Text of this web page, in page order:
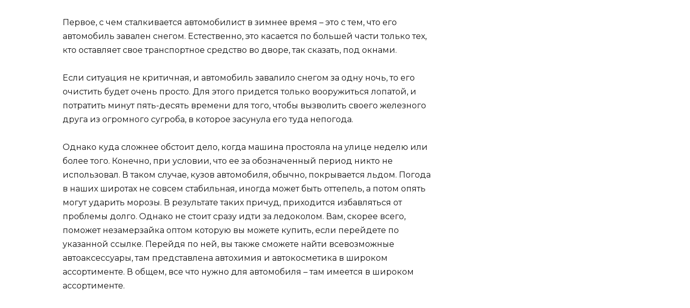
Первое, с чем сталкивается автомобилист в зимнее время – это с тем, что его
автомобиль завален снегом. Естественно, это касается по большей части только тех,
кто оставляет свое транспортное средство во дворе, так сказать, под окнами.
Если ситуация не критичная, и автомобиль завалило снегом за одну ночь, то его
очистить будет очень просто. Для этого придется только вооружиться лопатой, и
потратить минут пять-десять времени для того, чтобы вызволить своего железного
друга из огромного сугроба, в которое засунула его туда непогода.
Однако куда сложнее обстоит дело, когда машина простояла на улице неделю или
более того. Конечно, при условии, что ее за обозначенный период никто не
использовал. В таком случае, кузов автомобиля, обычно, покрывается льдом. Погода
в наших широтах не совсем стабильная, иногда может быть оттепель, а потом опять
могут ударить морозы. В результате таких причуд, приходится избавляться от
проблемы долго. Однако не стоит сразу идти за ледоколом. Вам, скорее всего,
поможет незамерзайка оптом которую вы можете купить, если перейдете по
указанной ссылке. Перейдя по ней, вы также сможете найти всевозможные
автоаксессуары, там представлена автохимия и автокосметика в широком
ассортименте. В общем, все что нужно для автомобиля – там имеется в широком
ассортименте.